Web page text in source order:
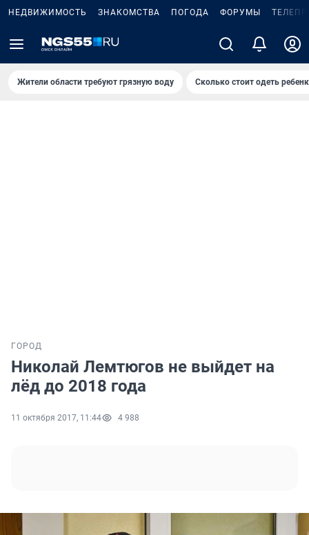
НЕДВИЖИМОСТЬ ЗНАКОМСТВА ПОГОДА ФОРУМЫ
Жители области требуют грязную воду Сколько стоит одеть
ГОРОД
Николай Лемтюгов не выйдет на
лёд до 2018 года
11 октября 2017, 11:44 4 988